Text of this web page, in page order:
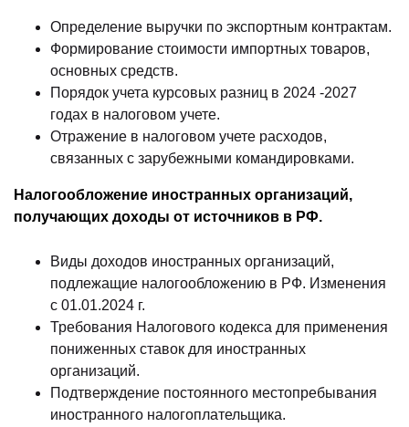
Определение выручки по экспортным контрактам.
Формирование стоимости импортных товаров,
основных средств.
Порядок учета курсовых разниц в 2024 -2027
годах в налоговом учете.
Отражение в налоговом учете расходов,
связанных с зарубежными командировками.
Налогообложение иностранных организаций,
получающих доходы от источников в РФ.
Виды доходов иностранных организаций,
подлежащие налогообложению в РФ. Изменения
с 01.01.2024 г.
Требования Налогового кодекса для применения
пониженных ставок для иностранных
организаций.
Подтверждение постоянного местопребывания
иностранного налогоплательщика.